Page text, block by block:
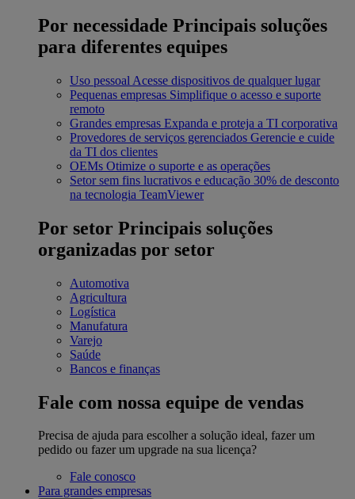
Por necessidade Principais soluções
para diferentes equipes
Uso pessoal Acesse dispositivos de qualquer lugar
Pequenas empresas Simplifique o acesso e suporte
remoto
Grandes empresas Expanda e proteja a TI corporativa
Provedores de serviços gerenciados Gerencie e cuide
da TI dos clientes
OEMs Otimize o suporte e as operações
Setor sem fins lucrativos e educação 30% de desconto
na tecnologia TeamViewer
Por setor Principais soluções
organizadas por setor
Automotiva
Agricultura
Logística
Manufatura
Varejo
Saúde
Bancos e finanças
Fale com nossa equipe de vendas
Precisa de ajuda para escolher a solução ideal, fazer um
pedido ou fazer um upgrade na sua licença?
Fale conosco
Para grandes empresas